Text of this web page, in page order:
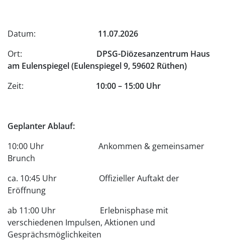
Datum:
11.07.2026
Ort: DPSG-Diözesanzentrum Haus
am Eulenspiegel (Eulenspiegel 9, 59602 Rüthen)
Zeit: 10:00 – 15:00 Uhr
Geplanter Ablauf:
10:00 Uhr Ankommen & gemeinsamer
Brunch
ca. 10:45 Uhr Offizieller Auftakt der
Eröffnung
ab 11:00 Uhr Erlebnisphase mit
verschiedenen Impulsen, Aktionen und
Gesprächsmöglichkeiten